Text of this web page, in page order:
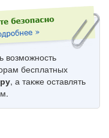
возможность
бесплатных
, а также оставлять